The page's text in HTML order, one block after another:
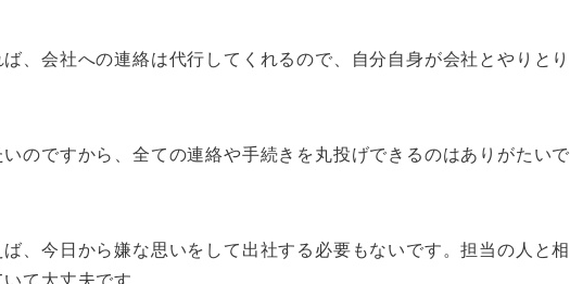
、会社への連絡は代行してくれるので、
自分自身が会社とやりとり
のですから、全ての連絡や手続きを丸投げできるのはありがたいで
、今日から嫌な思いをして出社する必要もないです。担当の人と相
て大丈夫です。